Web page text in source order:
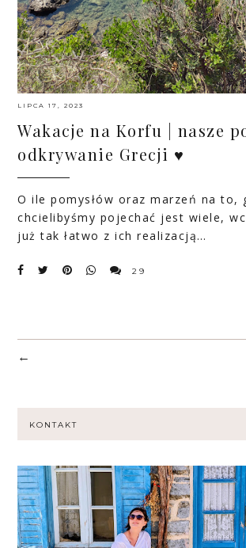
LIPCA 17, 2023
Wakacje na Korfu | nasze
odkrywanie Grecji ♥
O ile pomysłów oraz marzeń na to,
chcielibyśmy pojechać jest wiele,
już tak łatwo z ich realizacją…
29
←
KONTAKT